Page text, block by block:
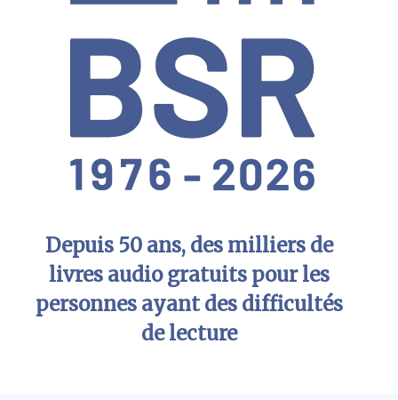
Depuis 50 ans, des milliers de
livres audio gratuits pour les
personnes ayant des difficultés
de lecture